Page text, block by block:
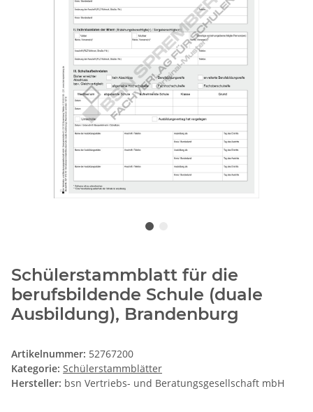
Schülerstammblatt für die
berufsbildende Schule (duale
Ausbildung), Brandenburg
Artikelnummer: 52767200
Kategorie: Schülerstammblätter
Hersteller: bsn Vertriebs- und Beratungsgesellschaft mbH